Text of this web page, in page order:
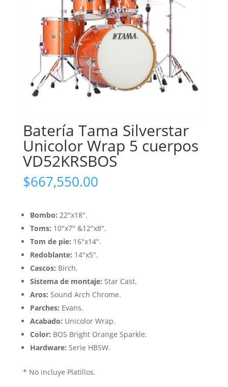
Batería Tama Silverstar
Unicolor Wrap 5 cuerpos
VD52KRSBOS
$667,550.00
Bombo: 22″x18″.
Toms: 10″x7″ &12″x8″.
Tom de pie: 16″x14″.
Redoblante: 14″x5″.
Cascos: Birch.
Sistema de montaje: Star Cast.
Aros: Sound Arch Chrome.
Parches: Evans.
Acabado: Unicolor Wrap.
Color: BOS Bright Orange Sparkle.
Hardware: Serie HB5W.
* No incluye Platillos.